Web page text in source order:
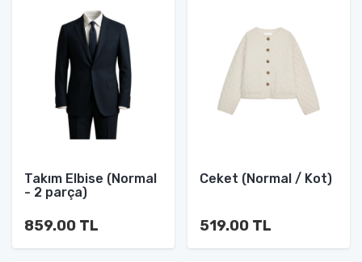
Takım Elbise (Normal
- 2 parça)
859.00 TL
Ceket (Normal / Kot)
519.00 TL